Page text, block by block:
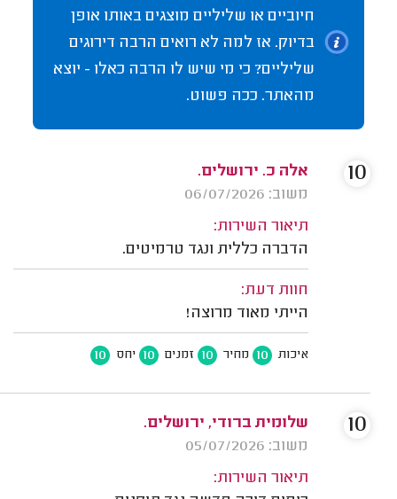
חיוביים או שליליים מוצגים באותו אופן
בדיוק. אז למה לא רואים הרבה דירוגים
שליליים? כי מי שיש לו הרבה כאלו - יוצא
מהאתר. ככה פשוט.
אלה כ. ירושלים.
משוב: 06/07/2026
תיאור השירות:
הדברה כללית ונגד טרמיטים.
חוות דעת:
הייתי מאוד מרוצה!
איכות 10 מחיר 10 זמנים 10 יחס 10
10
שלומית ברודי, ירושלים.
משוב: 05/07/2026
תיאור השירות:
10